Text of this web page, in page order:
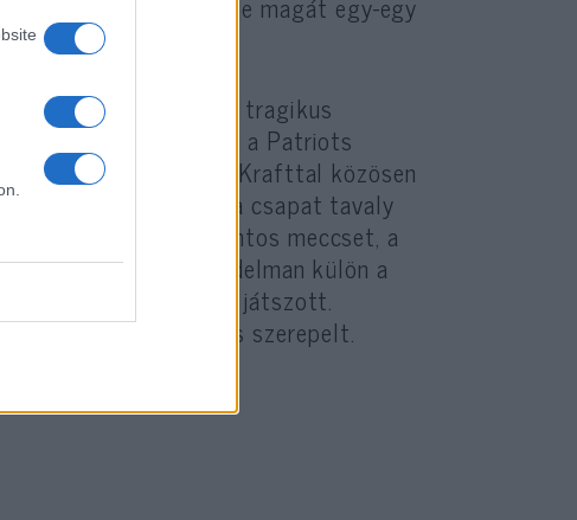
kimutatva.
zsinagóga elleni tragikus
maradandót: a Patriots
Robert Krafttal közösen
áldozatokról. Amíg a csapat tavaly
játszott fontos meccset, a
míg Edelman külön a
sportcipőjében játszott.
11 áldozat neve is szerepelt.